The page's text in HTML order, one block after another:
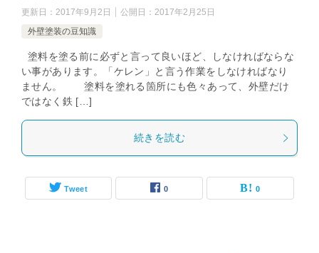
更新日： 2017年9月2日 公開日： 2017年2月25日
外壁塗装の豆知識
塗料を塗る前に必ずと言って良いほど、しなければならな
い事があります。「ケレン」と言う作業をしなければなり
ません。 塗料を塗れる箇所にも色々あって、外壁だけ
ではなく鉄 […]
続きを読む
Tweet 0 0